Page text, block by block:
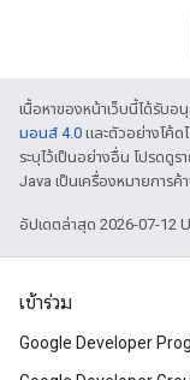
เนื้อหาของหน้าเว็บนี้ได้รับอ
มอนส์ 4.0 และตัวอย่างโค้
ระบุไว้เป็นอย่างอื่น โปรดดูร
Java เป็นเครื่องหมายการค้
อัปเดตล่าสุด 2026-07-12
เข้าร่วม
Google Developer